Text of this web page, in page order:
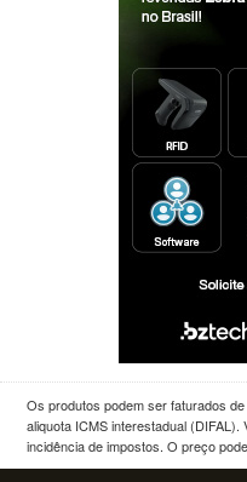
Os produtos podem ser faturados
aliquota ICMS interestadual
incidência de impostos. O preço